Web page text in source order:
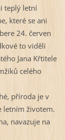
teplý letní
které se ani
24. červen
to viděli
Jana Křtitele
celého
příroda je v
letním životem.
navazuje na